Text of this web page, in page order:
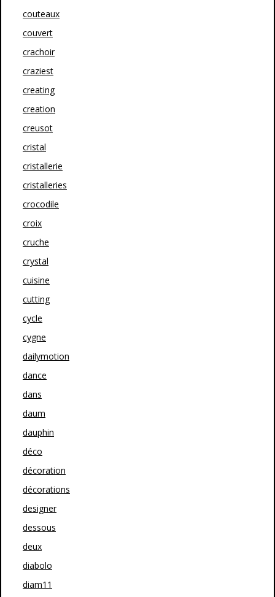
couteaux
couvert
crachoir
craziest
creating
creation
creusot
cristal
cristallerie
cristalleries
crocodile
croix
cruche
crystal
cuisine
cutting
cycle
cygne
dailymotion
dance
dans
daum
dauphin
déco
décoration
décorations
designer
dessous
deux
diabolo
diam11